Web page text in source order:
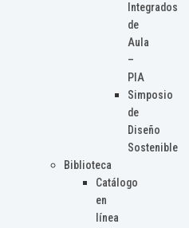
Integrados
de
Aula
–
PIA
Simposio
de
Diseño
Sostenible
Biblioteca
Catálogo
en
línea